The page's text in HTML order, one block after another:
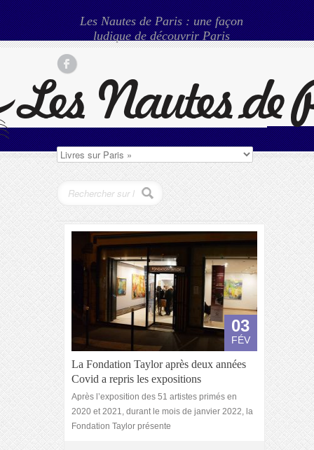
Les Nautes de Paris : une façon
ludique de découvrir Paris
03
FÉV
La Fondation Taylor après deux années
Covid a repris les expositions
Après l’exposition des 51 artistes primés en
2020 et 2021, durant le mois de janvier 2022, la
Fondation Taylor présente